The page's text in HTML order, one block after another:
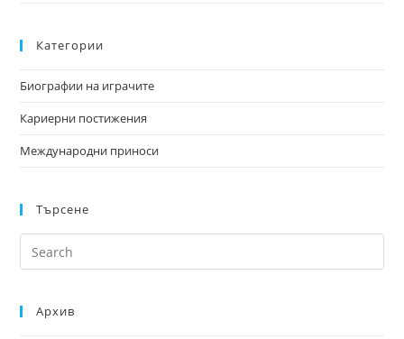
Категории
Биографии на играчите
Кариерни постижения
Международни приноси
Търсене
Архив